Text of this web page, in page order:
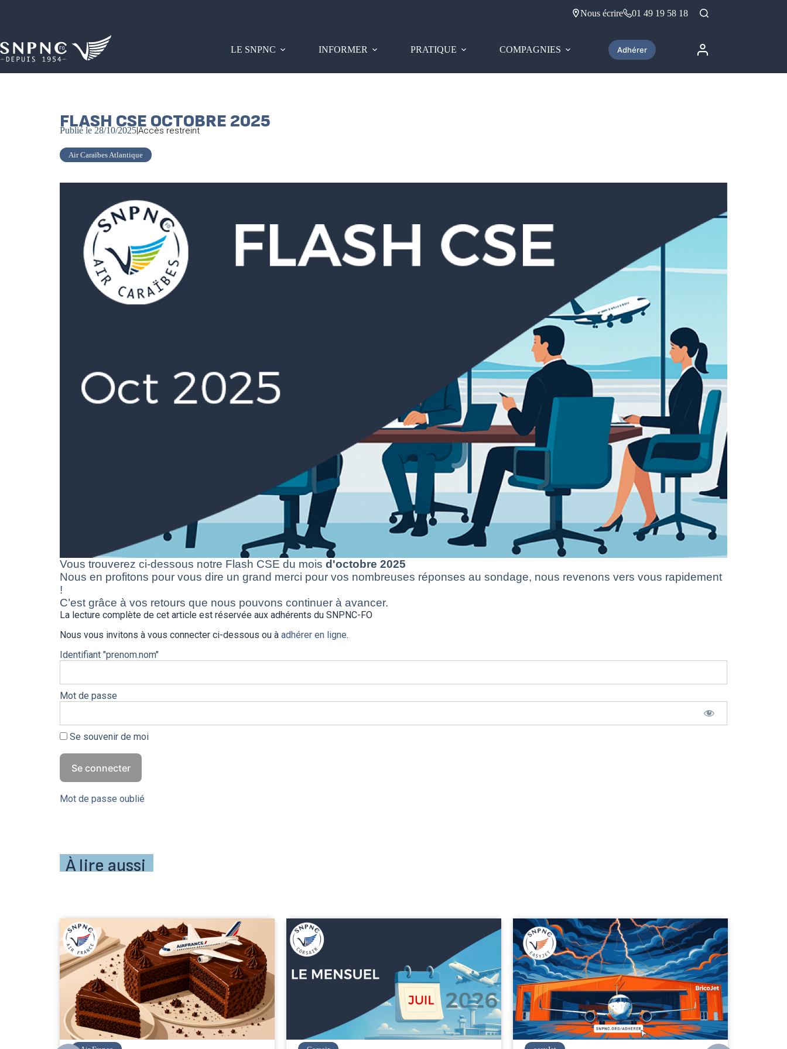
Nous écrire 01 49 19 58 18
LE SNPNC INFORMER PRATIQUE COMPAGNIES Adhérer
FLASH CSE OCTOBRE 2025
Publié le 28/10/2025|Accès restreint
Air Caraïbes Atlantique
Vous trouverez ci-dessous notre Flash CSE du mois d'octobre 2025
Nous en profitons pour vous dire un grand merci pour vos nombreuses réponses au sondage, nous revenons vers vous rapidement
!
C’est grâce à vos retours que nous pouvons continuer à avancer.
La lecture complète de cet article est réservée aux adhérents du SNPNC-FO
Nous vous invitons à vous connecter ci-dessous ou à adhérer en ligne.
Identifiant "prenom.nom"
Mot de passe
Se souvenir de moi
Mot de passe oublié
À lire aussi